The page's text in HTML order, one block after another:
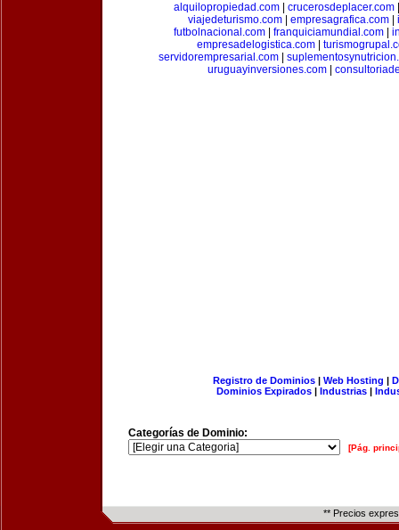
alquilopropiedad.com| crucerosdeplacer.com
viajedeturismo.com| empresagrafica.com|
futbolnacional.com
franquiciamundial.com
empresadelogistica.com
servidorempresarial.com|
uruguayinversiones.com
Registro de Dominios| Web Hosting |
Dominios Expirados | Industrias |
Categorías de Dominio:
[Pág.
** Precios